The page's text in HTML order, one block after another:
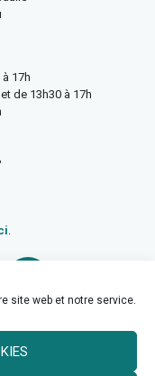
site web et notre service.
17h
de 13h30 à 17h
.